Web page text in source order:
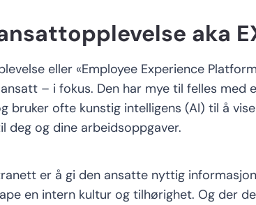
aka
eller «Employee Experience
– i fokus. Den har mye til felles med
bruker ofte kunstig intelligens (AI) til å
deg og dine arbeidsoppgaver.
er å gi den ansatte nyttig informasjon
en intern kultur og tilhørighet. Og der